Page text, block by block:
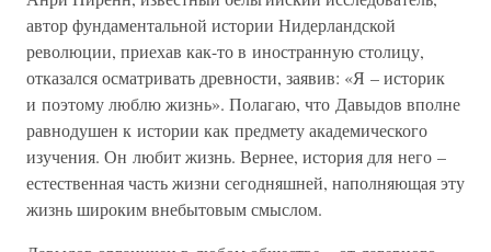
автор фундаментальной истории Нидерландской
революции, приехав как-то в иностранную столицу,
отказался осматривать древности, заявив: «Я – историк
и поэтому люблю жизнь». Полагаю, что Давыдов вполне
равнодушен к истории как предмету академического
изучения. Он любит жизнь. Вернее, история для него –
естественная часть жизни сегодняшней, наполняющая эту
жизнь широким внебытовым смыслом.